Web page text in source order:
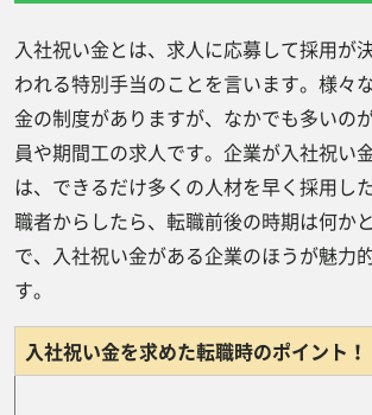
入社祝い金をもらえる条件
入社祝い金の相場はいくら？
入社祝い金が高い企業
入社祝い金は減少傾向？
入社祝い金を受け取る際の注意点
入社祝い金は課税対象にな
金を求められる？
入社祝い金とは、求人に応募して採用が
われる特別手当のことを言います。様々
金の制度がありますが、なかでも多いの
員や期間工の求人です。企業が入社祝い
は、できるだけ多くの人材を早く採用し
職者からしたら、転職前後の時期は何か
で、入社祝い金がある企業のほうが魅力
す。
入社祝い金を求めた転職時のポイント！